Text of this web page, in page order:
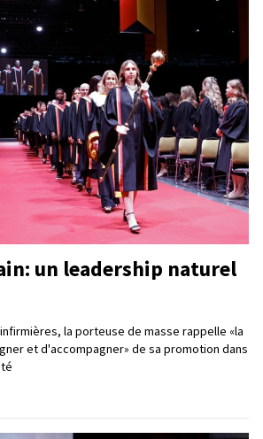
un leadership naturel
la porteuse de masse rappelle «la
et d'accompagner» de sa promotion dans